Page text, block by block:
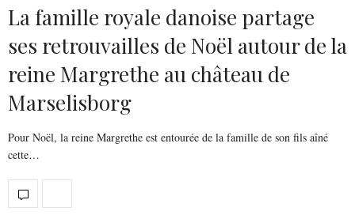
La famille royale danoise partage
ses retrouvailles de Noël autour de la
reine Margrethe au château de
Marselisborg
Pour Noël, la reine Margrethe est entourée de la famille de son fils aîné
cette…